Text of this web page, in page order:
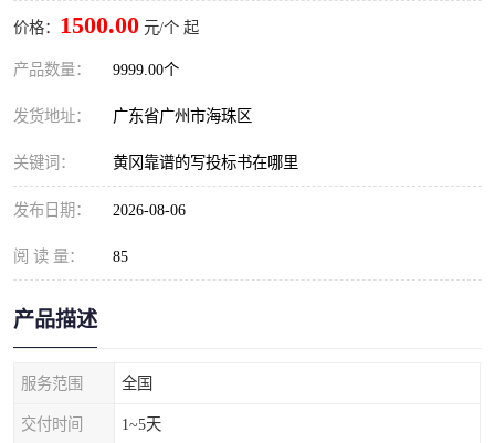
价格： 1500.00 元/个 起
产品数量： 9999.00个
发货地址： 广东省广州市海珠区
关键词： 黄冈靠谱的写投标书在哪里
发布日期： 2026-08-06
阅 读 量： 85
产品描述
服务范围 全国
交付时间 1~5天